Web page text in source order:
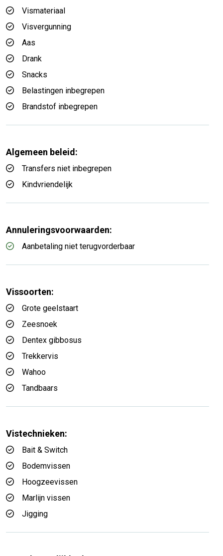
Vismateriaal
Visvergunning
Aas
Drank
Snacks
Belastingen inbegrepen
Brandstof inbegrepen
Algemeen beleid:
Transfers niet inbegrepen
Kindvriendelijk
Annuleringsvoorwaarden:
Aanbetaling niet terugvorderbaar
Vissoorten:
Grote geelstaart
Zeesnoek
Dentex gibbosus
Trekkervis
Wahoo
Tandbaars
Vistechnieken:
Bait & Switch
Bodemvissen
Hoogzeevissen
Marlijn vissen
Jigging